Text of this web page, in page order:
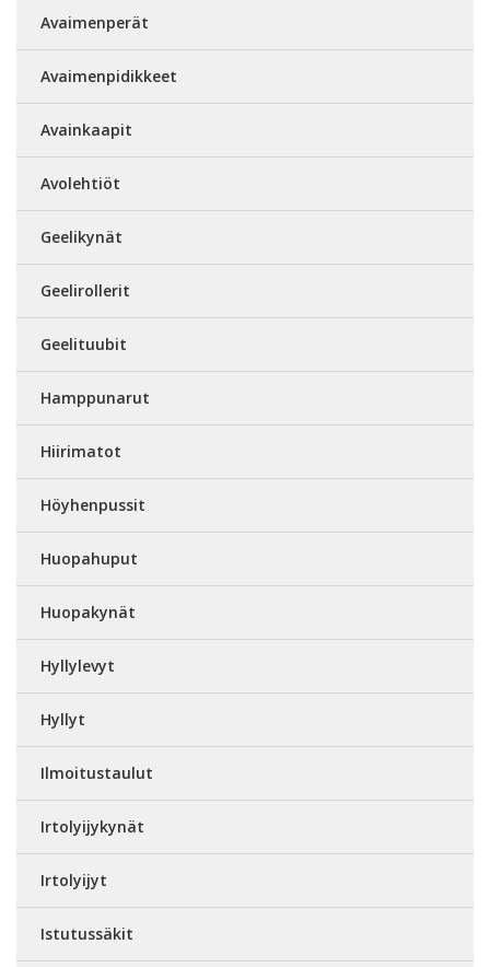
Avaimenperät
Avaimenpidikkeet
Avainkaapit
Avolehtiöt
Geelikynät
Geelirollerit
Geelituubit
Hamppunarut
Hiirimatot
Höyhenpussit
Huopahuput
Huopakynät
Hyllylevyt
Hyllyt
Ilmoitustaulut
Irtolyijykynät
Irtolyijyt
Istutussäkit